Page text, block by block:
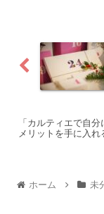
「カルティエで自
メリットを手に入れ
ホーム 未